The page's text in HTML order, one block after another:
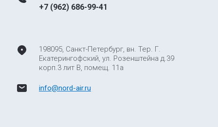
+7 (962) 686-99-41
198095, Санкт-Петербург, вн. Тер. Г.
Екатерингофский, ул. Розенштейна д.39
корп.3 лит В, помещ. 11а
info@nord-air.ru